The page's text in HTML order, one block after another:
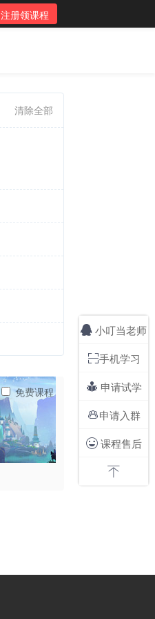
注册领课程
清除全部
免费课程
 小叮当老师
手机学习
 申请试学
申请入群
课程售后
